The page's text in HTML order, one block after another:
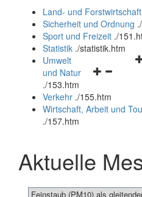
und
schließen
Land- und Forstwirtschaft
Sicherheit und Ordnung .
Sport und Freizeit ./
Statistik ./statistik.htm
und
schließen
Umwelt
und Natur
./153.htm
Verkehr ./155.htm
Wirtschaft, Arbeit und
./157.htm
Aktuelle